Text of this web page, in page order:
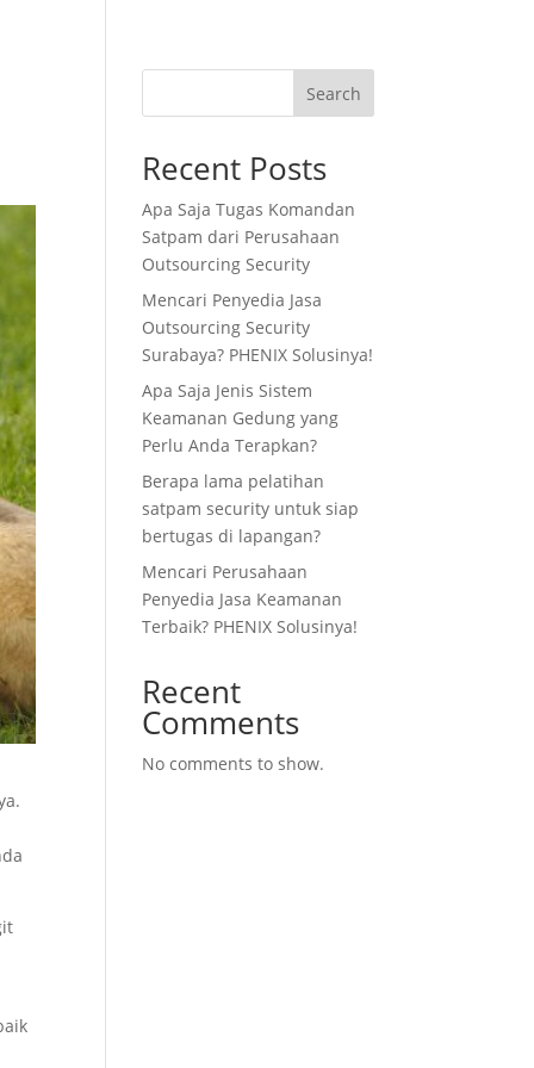
Search
Recent Posts
Apa Saja Tugas Komandan
Satpam dari Perusahaan
Outsourcing Security
Mencari Penyedia Jasa
Outsourcing Security
Surabaya? PHENIX Solusinya!
Apa Saja Jenis Sistem
Keamanan Gedung yang
Perlu Anda Terapkan?
Berapa lama pelatihan
satpam security untuk siap
bertugas di lapangan?
Mencari Perusahaan
Penyedia Jasa Keamanan
Terbaik? PHENIX Solusinya!
Recent
Comments
No comments to show.